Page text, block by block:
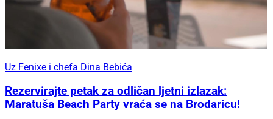
Uz Fenixe i chefa Dina Bebića
Rezervirajte petak za odličan ljetni izlazak:
Maratuša Beach Party vraća se na Brodaricu!